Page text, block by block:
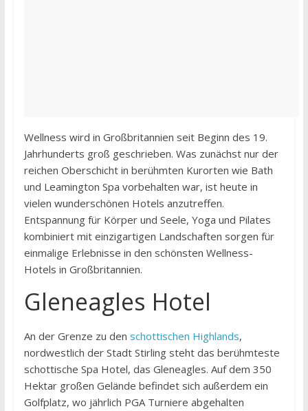
Wellness wird in Großbritannien seit Beginn des 19.
Jahrhunderts groß geschrieben. Was zunächst nur der
reichen Oberschicht in berühmten Kurorten wie Bath
und Leamington Spa vorbehalten war, ist heute in
vielen wunderschönen Hotels anzutreffen.
Entspannung für Körper und Seele, Yoga und Pilates
kombiniert mit einzigartigen Landschaften sorgen für
einmalige Erlebnisse in den schönsten Wellness-
Hotels in Großbritannien.
Gleneagles Hotel
An der Grenze zu den schottischen Highlands,
nordwestlich der Stadt Stirling steht das berühmteste
schottische Spa Hotel, das Gleneagles. Auf dem 350
Hektar großen Gelände befindet sich außerdem ein
Golfplatz, wo jährlich PGA Turniere abgehalten